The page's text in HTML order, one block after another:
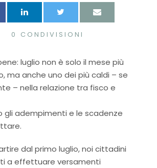
0 CONDIVISIONI
luglio non è solo il mese più
ma anche uno dei più caldi – se
– nella relazione tra fisco e
gli adempimenti e le scadenze
dal primo luglio, noi cittadini
a effettuare versamenti